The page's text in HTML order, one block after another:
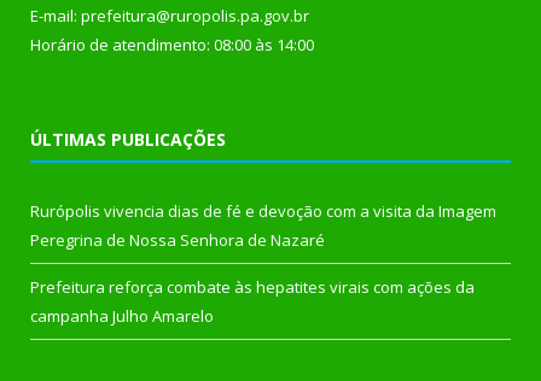
E-mail: prefeitura@ruropolis.pa.gov.br
Horário de atendimento: 08:00 às 14:00
ÚLTIMAS PUBLICAÇÕES
Rurópolis vivencia dias de fé e devoção com a visita da Imagem
Peregrina de Nossa Senhora de Nazaré
Prefeitura reforça combate às hepatites virais com ações da
campanha Julho Amarelo